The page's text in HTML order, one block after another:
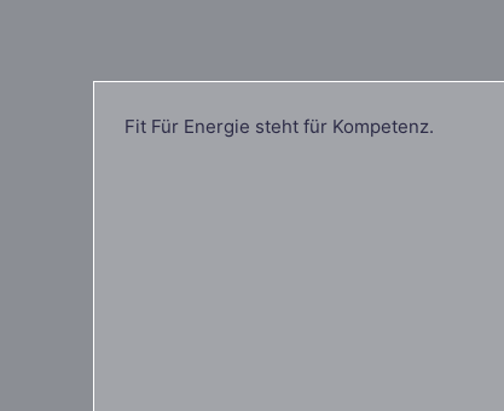
Fit Für Energie steht für Kompetenz.